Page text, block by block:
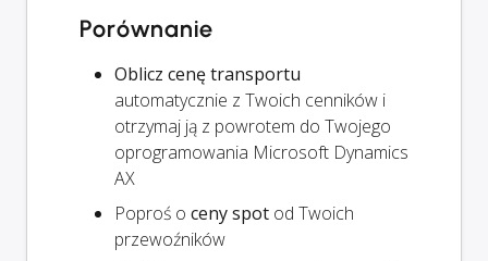
Porównanie
Oblicz cenę transportu
automatycznie z Twoich cenników i
otrzymaj ją z powrotem do Twojego
oprogramowania Microsoft Dynamics
AX
Poproś o ceny spot od Twoich
przewoźników